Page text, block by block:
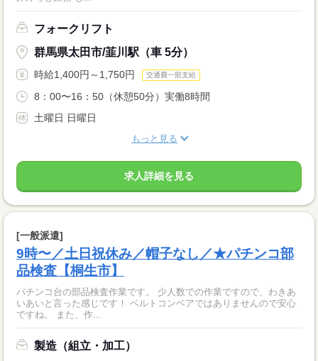
フォークリフト
群馬県太田市/韮川駅（車 5分）
時給1,400円～1,750円 交通費一部支給
8：00〜16：50（休憩50分）実働8時間
土曜日 日曜日
もっと見る
求人詳細を見る
[一般派遣]
9時〜／土日祝休み／帽子なし／★パチンコ部
品検査【桐生市】
パチンコ台の部品検査作業です。 少人数での作業ですので、わきあ
いあいと言った感じです！ ベルトコンベアではありませんので安心
ですね。 また、作...
製造（組立・加工）